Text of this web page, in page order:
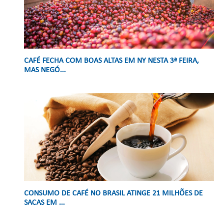
CAFÉ FECHA COM BOAS ALTAS EM NY NESTA 3ª FEIRA,
MAS NEGÓ...
CONSUMO DE CAFÉ NO BRASIL ATINGE 21 MILHÕES DE
SACAS EM ...